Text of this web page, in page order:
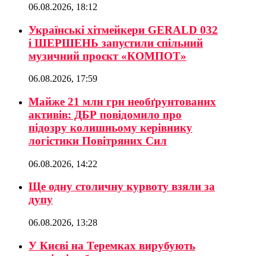
06.08.2026, 18:12
Українські хітмейкери GERALD 032
і ШЕРШЕНЬ запустили спільний
музичний проєкт «КОМПОТ»
06.08.2026, 17:59
Майже 21 млн грн необґрунтованих
активів: ДБР повідомило про
підозру колишньому керівнику
логістики Повітряних Сил
06.08.2026, 14:22
Ще одну столичну курвоту взяли за
дупу
06.08.2026, 13:28
У Києві на Теремках вирубують